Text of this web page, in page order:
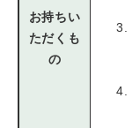
お持ちい
ただくも
の